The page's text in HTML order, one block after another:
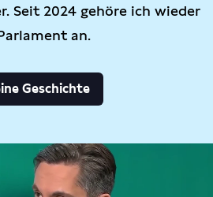
Seit 2024 gehöre ich wieder
an.
Geschichte